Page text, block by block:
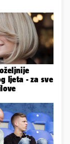
ljeta - za sve